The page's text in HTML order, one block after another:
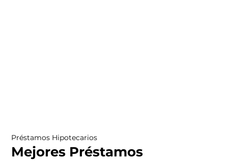
Préstamos Hipotecarios
Mejores Préstamos